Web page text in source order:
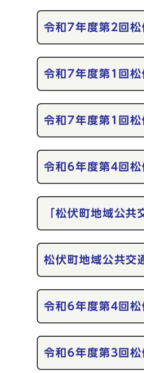
令和7年度第2回松
令和7年度第1回松
令和7年度第1回松
令和6年度第4回松
「松伏町地域公
松伏町地域公共交
令和6年度第4回松
令和6年度第3回松